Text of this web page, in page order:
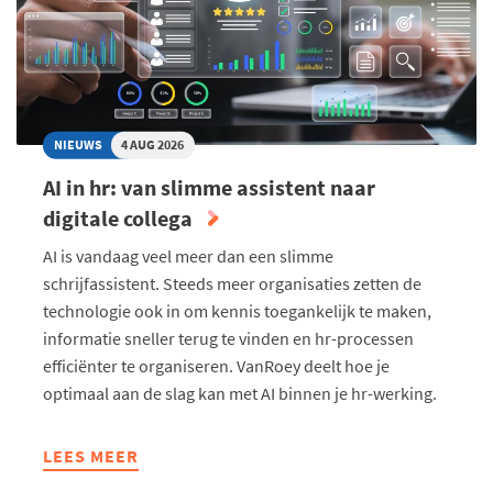
NIEUWS 4 AUG 2026
AI in hr: van slimme assistent naar
digitale collega
AI is vandaag veel meer dan een slimme
schrijfassistent. Steeds meer organisaties zetten de
technologie ook in om kennis toegankelijk te maken,
informatie sneller terug te vinden en hr-processen
efficiënter te organiseren. VanRoey deelt hoe je
optimaal aan de slag kan met AI binnen je hr-werking.
LEES MEER
ABOUT